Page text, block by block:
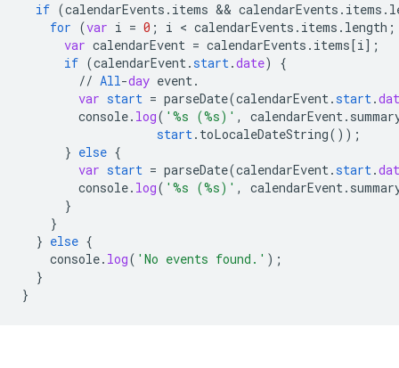
if (calendarEvents . items && calendarEvents . items .
for (var i = 0 ; i < calendarEvents . items . length ;
var calendarEvent = calendarEvents . items[i] ;
if (calendarEvent.start.date)
{
// All-day event.
var start = parseDate(calendarEvent.start.
console. log( '%s (%s)' , calendarEvent.
start. toLocaleDateString());
} else {
var start = parseDate(calendarEvent.start.
console. log( '%s (%s)' , calendarEvent.
}
}
} else {
console. log( 'No events found.' );
}
}